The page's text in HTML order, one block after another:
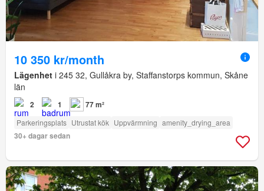
10 350 kr/month
Lägenhet i 245 32, Gullåkra by, Staffanstorps kommun, Skåne
län
2 1 77 m²
Parkeringsplats Utrustat kök Uppvärmning amenity_drying_area
30+ dagar sedan